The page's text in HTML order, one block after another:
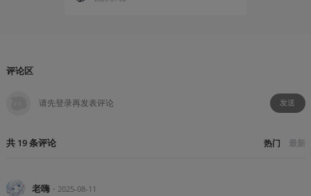
评论区
发送
共 19条评论 热门 最新
老嗨・ 2025-08-11